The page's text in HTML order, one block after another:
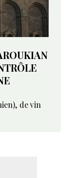
de vin